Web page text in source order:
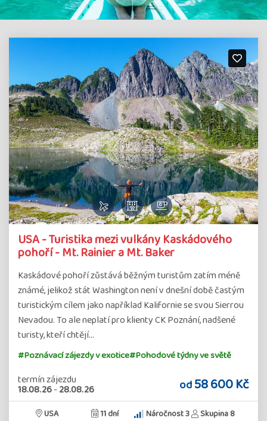
USA - Turistika mezi vulkány Kaskádového
pohoří - Mt. Rainier a Mt. Baker
Kaskádové pohoří zůstává běžným turistům zatím méně
známé, jelikož stát Washington není v dnešní době častým
turistickým cílem jako například Kalifornie se svou Sierrou
Nevadou. To ale neplatí pro klienty CK Poznání, nadšené
turisty, kteří chtějí…
#Poznávací zájezdy v exotice#Pohodové týdny ve světě
termín zájezdu
18.08.26-28.08.26 od58 600 Kč
USA 11 dní Náročnost 3 Skupina 8